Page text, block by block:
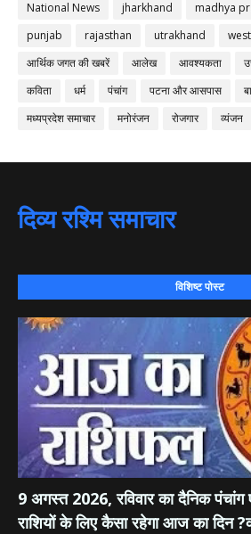
National News jharkhand madhya
punjab
rajasthan utrakhand
आर्थिक जगत की खबरें
आलेख आवश्यकता
कविता
धर्म पंचांग पटना और आसपास
मध्यप्रदेश समाचार
मनोरंजन रोजगार व्यंजन
दिव्य रश्मि समाचार
विशिष्ट पोस्ट
9 अगस्त 2026, रविवार का दैनिक
राशियों के लिए कैसा रहेगा आज का दिन